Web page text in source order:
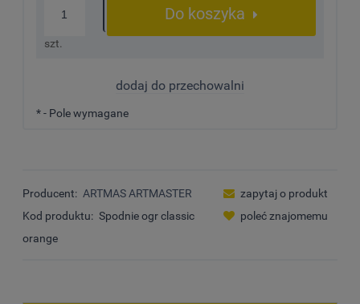
szt.
Do koszyka
dodaj do przechowalni
*- Pole wymagane
Producent: ARTMAS ARTMASTER
Kod produktu: Spodnie ogr classic
orange
zapytaj o produkt
poleć znajomemu